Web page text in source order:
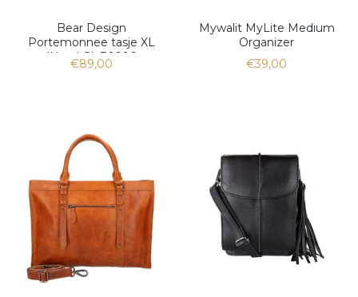
Bear Design
Portemonnee tasje XL
'Uma' CL 30996
€89,00
Mywalit MyLite Medium
Organizer
€39,00